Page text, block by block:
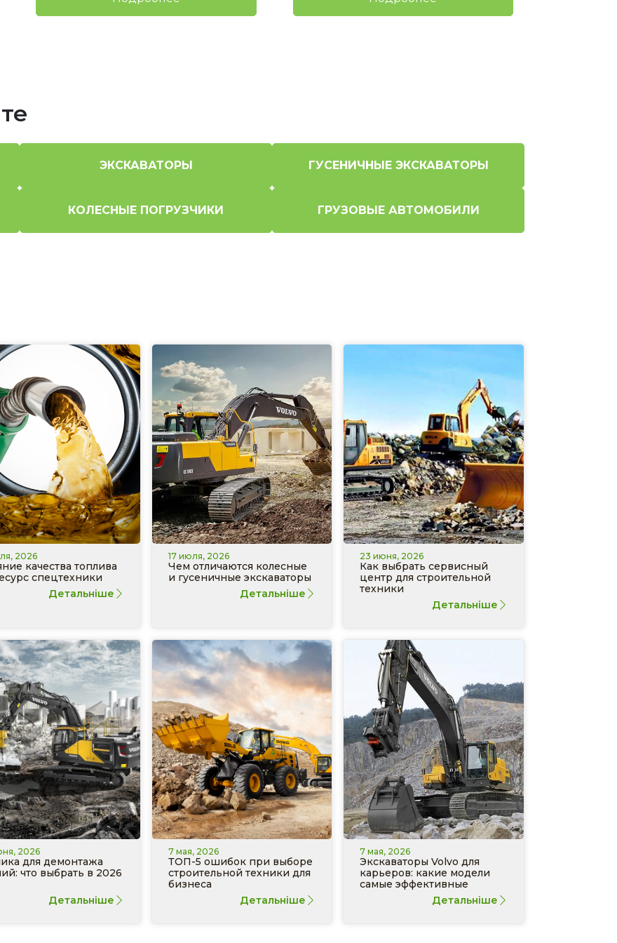
ЭКСКАВАТОРЫ ГУСЕНИЧНЫЕ ЭКСКАВАТОРЫ
КОЛЕСНЫЕ ПОГРУЗЧИКИ ГРУЗОВЫЕ АВТОМОБИЛИ
2026
качества топлива
спецтехники
Детальніше
17 июля, 2026
Чем отличаются колесные
и гусеничные экскаваторы
Детальніше
23 июня, 2026
Как выбрать сервисный
центр для строительной
техники
Детальніше
2026
для демонтажа
что выбрать в 2026
Детальніше
7 мая, 2026
ТОП-5 ошибок при выборе
строительной техники для
бизнеса
Детальніше
7 мая, 2026
Экскаваторы Volvo для
карьеров: какие модели
самые эффективные
Детальніше